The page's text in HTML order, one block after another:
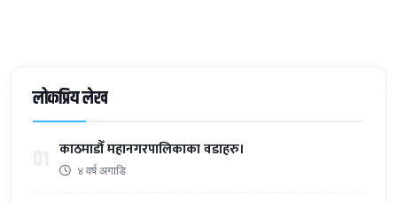
लोकप्रिय लेख
काठमाडौँ महानगरपालिकाका वडाहरु।
४ वर्ष अगाडि